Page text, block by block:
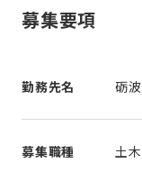
募集要項
勤務先名 砺
募集職種 土